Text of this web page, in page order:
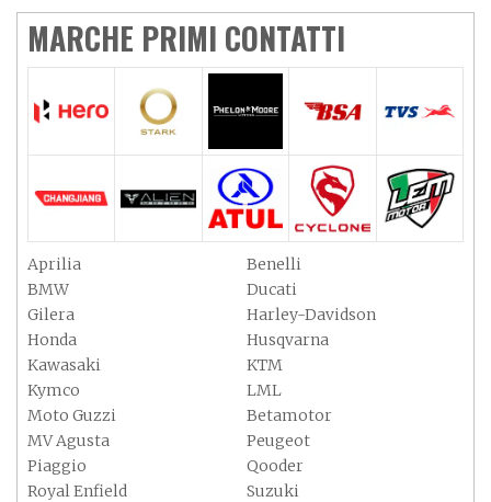
MARCHE PRIMI CONTATTI
Aprilia
Benelli
BMW
Ducati
Gilera
Harley-Davidson
Honda
Husqvarna
Kawasaki
KTM
Kymco
LML
Moto Guzzi
Betamotor
MV Agusta
Peugeot
Piaggio
Qooder
Royal Enfield
Suzuki